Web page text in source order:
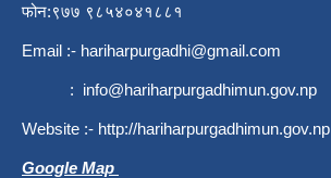
फोन:९७७ ९८५४०४१८८१
Email :- hariharpurgadhi@gmail.com
: info@hariharpurgadhimun.gov.np
Website :- http://hariharpurgadhimun.gov.np
Google Map